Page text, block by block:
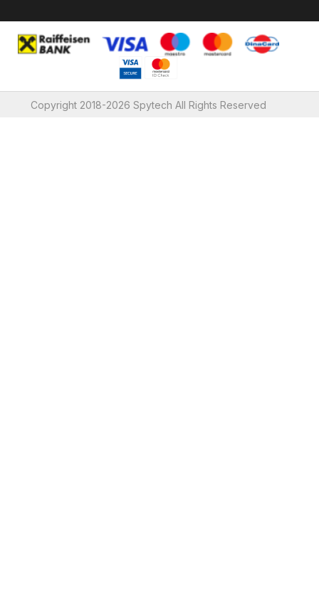
Copyright 2018-2026 Spytech All Rights Reserved